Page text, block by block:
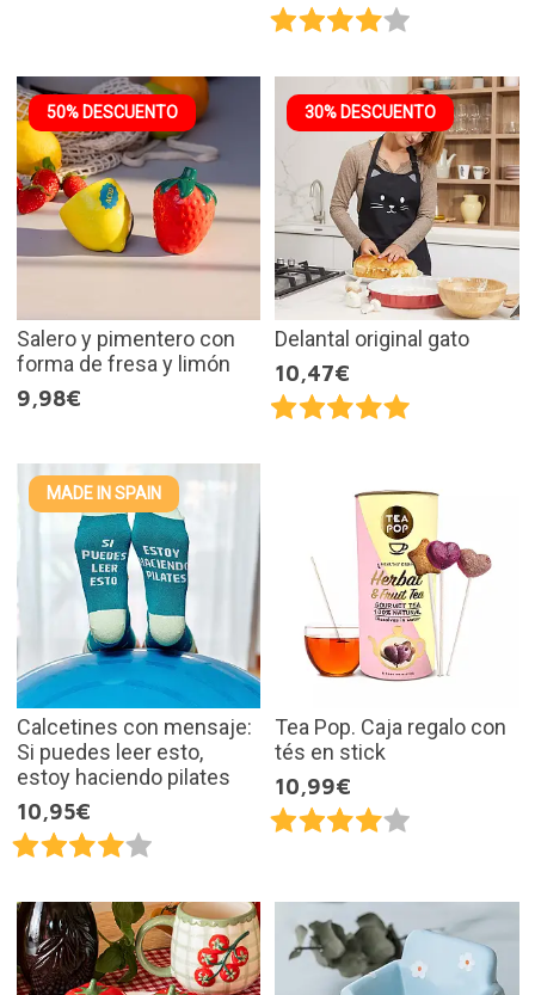
50% DESCUENTO
Salero y pimentero con
forma de fresa y limón
9,98€
30% DESCUENTO
Delantal original gato
10,47€
MADE IN SPAIN
Calcetines con mensaje:
Si puedes leer esto,
estoy haciendo pilates
10,95€
Tea Pop. Caja regalo con
tés en stick
10,99€